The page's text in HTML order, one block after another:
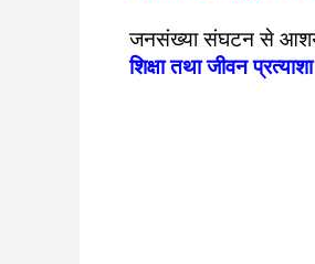
जनसंख्या संघटन से आशय
शिक्षा तथा जीवन प्रत्याशा